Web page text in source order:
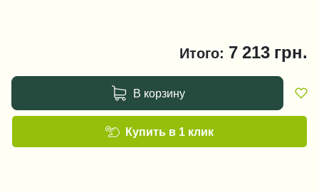
Итого: 7 213 грн.
В корзину
Купить в 1 клик